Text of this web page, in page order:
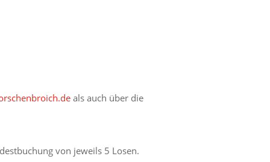
als auch über die
von jeweils 5 Losen.